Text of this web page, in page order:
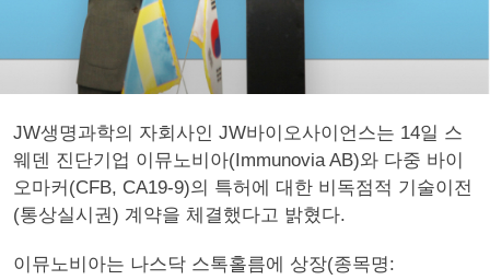
JW생명과학의 자회사인 JW바이오사이언스는 14일 스
웨덴 진단기업 이뮤노비아(Immunovia AB)와 다중 바이
오마커(CFB, CA19-9)의 특허에 대한 비독점적 기술이전
(통상실시권) 계약을 체결했다고 밝혔다.
이뮤노비아는 나스닥 스톡홀름에 상장(종목명: